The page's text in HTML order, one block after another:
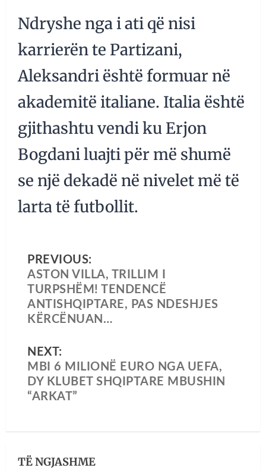
Ndryshe nga i ati që nisi
karrierën te Partizani,
Aleksandri është formuar në
akademitë italiane. Italia është
gjithashtu vendi ku Erjon
Bogdani luajti për më shumë
se një dekadë në nivelet më të
larta të futbollit.
PREVIOUS:
ASTON VILLA, TRILLIM I
TURPSHËM! TENDENCË
ANTISHQIPTARE, PAS NDESHJES
KËRCËNUAN…
NEXT:
MBI 6 MILIONË EURO NGA UEFA,
DY KLUBET SHQIPTARE MBUSHIN
“ARKAT”
TË NGJASHME